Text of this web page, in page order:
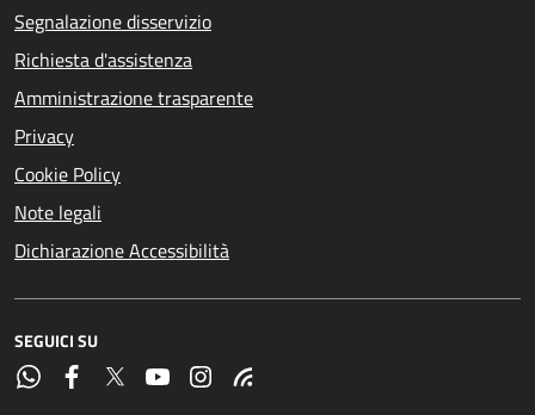
Segnalazione disservizio
Richiesta d'assistenza
Amministrazione trasparente
Privacy
Cookie Policy
Note legali
Dichiarazione Accessibilità
SEGUICI SU